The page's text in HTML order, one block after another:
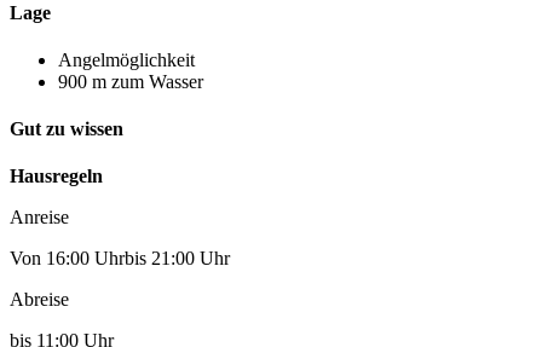
Lage
Angelmöglichkeit
900 m zum Wasser
Gut zu wissen
Hausregeln
Anreise
Von 16:00 Uhrbis 21:00 Uhr
Abreise
bis 11:00 Uhr